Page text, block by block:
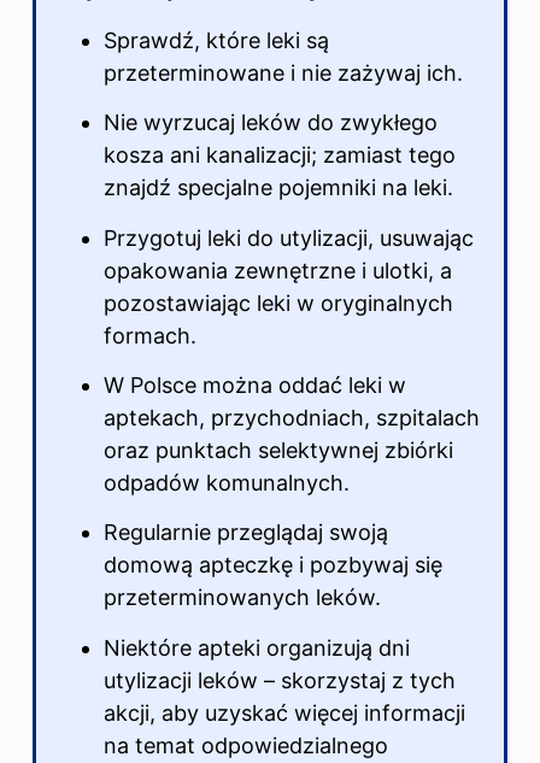
Sprawdź, które leki są
przeterminowane i nie zażywaj ich.
Nie wyrzucaj leków do zwykłego
kosza ani kanalizacji; zamiast tego
znajdź specjalne pojemniki na leki.
Przygotuj leki do utylizacji, usuwając
opakowania zewnętrzne i ulotki, a
pozostawiając leki w oryginalnych
formach.
W Polsce można oddać leki w
aptekach, przychodniach, szpitalach
oraz punktach selektywnej zbiórki
odpadów komunalnych.
Regularnie przeglądaj swoją
domową apteczkę i pozbywaj się
przeterminowanych leków.
Niektóre apteki organizują dni
utylizacji leków – skorzystaj z tych
akcji, aby uzyskać więcej informacji
na temat odpowiedzialnego